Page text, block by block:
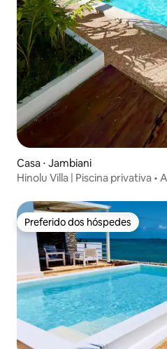
Casa ⋅ Jambiani
Hinolu Villa | Piscina privativa •
Preferido dos hóspedes
Preferido dos hóspedes